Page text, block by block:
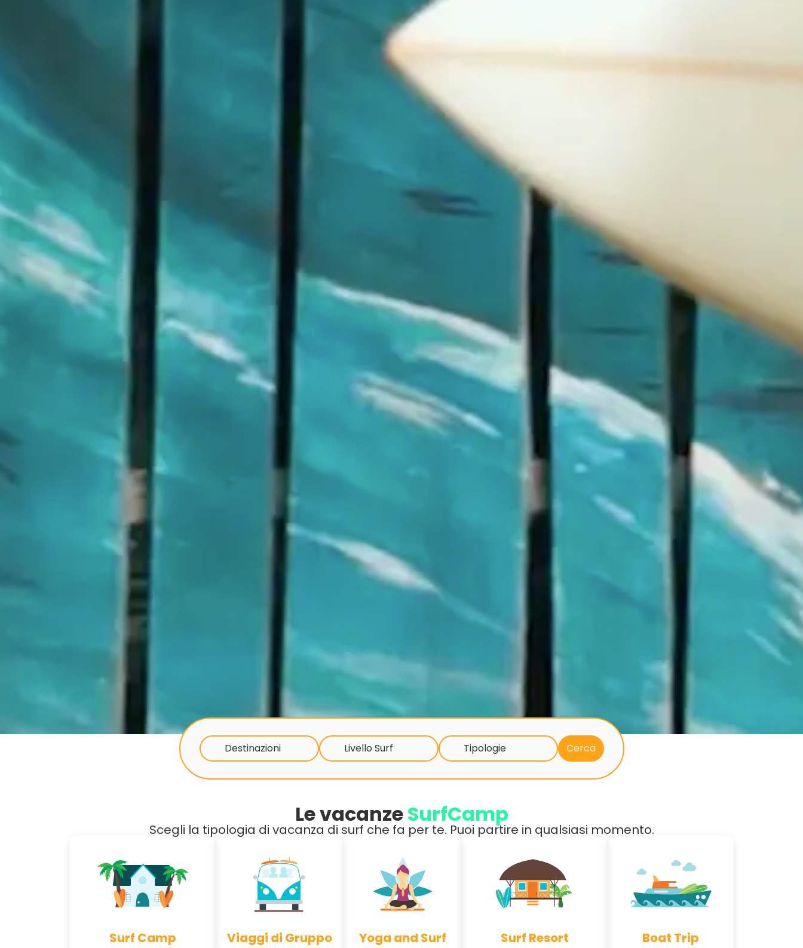
Destinazioni Livello Surf Tipologie
Le vacanzeSurfCamp
Scegli la tipologia di vacanza di surf che fa per te. Puoi partire in qualsiasi momento.
Surf Camp Viaggi di Gruppo Yoga and Surf Surf Resort Boat Trip